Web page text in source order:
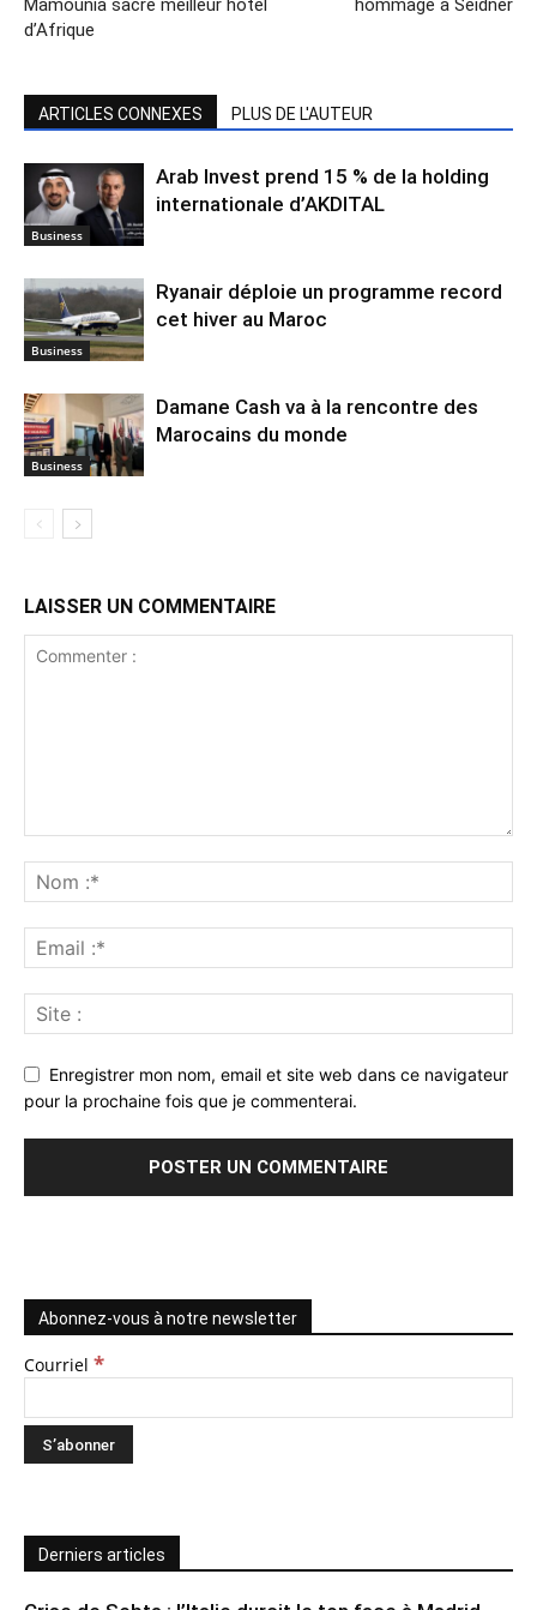
Mamounia sacré meilleur hôtel
d’Afrique
hommage à Seidner
ARTICLES CONNEXES PLUS DE L'AUTEUR
Business
Arab Invest prend 15 % de la holding
internationale d’AKDITAL
Business
Ryanair déploie un programme record
cet hiver au Maroc
Business
Damane Cash va à la rencontre des
Marocains du monde
LAISSER UN COMMENTAIRE
Enregistrer mon nom, email et site web dans ce navigateur
pour la prochaine fois que je commenterai.
Abonnez-vous à notre newsletter
Courriel *
Derniers articles